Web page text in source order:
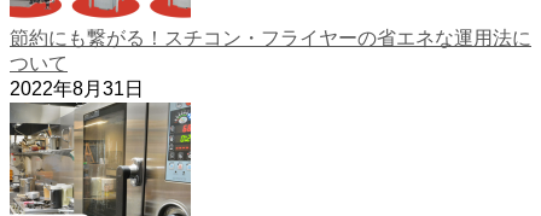
節約にも繋がる！スチコン・フライヤーの省エネな運用法に
ついて
2022年8月31日